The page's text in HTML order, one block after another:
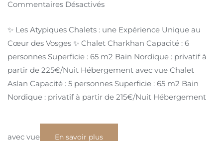
Commentaires Désactivés
✨ Les Atypiques Chalets : une Expérience Unique au
Cœur des Vosges ✨ Chalet Charkhan Capacité : 6
personnes Superficie : 65 m2 Bain Nordique : privatif à
partir de 225€/Nuit Hébergement avec vue Chalet
Aslan Capacité : 5 personnes Superficie : 65 m2 Bain
Nordique : privatif à partir de 215€/Nuit Hébergement
avec vue En savoir plus